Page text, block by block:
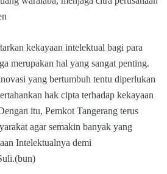
kekayaan intelektual bagi para
merupakan hal yang sangat penting.
yang bertumbuh tentu diperlukan
hak cipta terhadap kekayaan
itu, Pemkot Tangerang terus
agar semakin banyak yang
Intelektualnya demi